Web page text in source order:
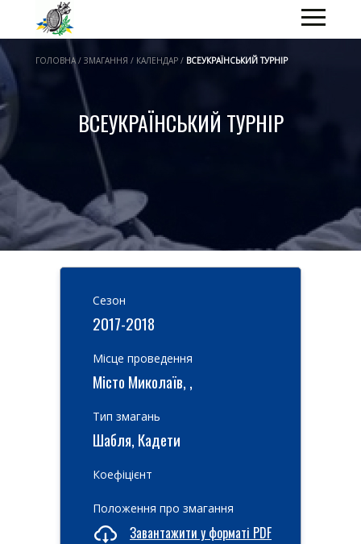
ГОЛОВНА / ЗМАГАННЯ / КАЛЕНДАР / ВСЕУКРАЇНСЬКИЙ ТУРНІР
ВСЕУКРАЇНСЬКИЙ ТУРНІР
Cезон
2017-2018
Місце проведення
Місто Миколаїв, ,
Тип змагань
Шабля, Кадети
Коефіцієнт
Положення про змагання
Завантажити у форматі PDF